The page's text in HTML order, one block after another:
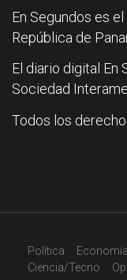
En Segundos es
República de
El diario digital En
Sociedad
Todos los
Política Economía
Ciencia/Tecno